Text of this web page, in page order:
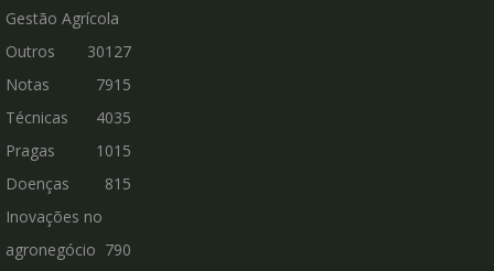
Gestão Agrícola
30127
Outros
7915
Notas
Técnicas
4035
Pragas
1015
Doenças
815
Inovações no
agronegócio 790